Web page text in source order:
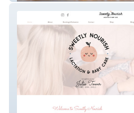
Sweetly Nourish